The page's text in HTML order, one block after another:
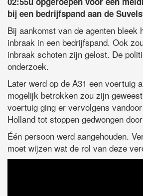
bij een bedrijfspand aan de
Bij aankomst van de agenten bleek
inbraak in een bedrijfspand. Ook
inbraak schoten zijn gelost. De
onderzoek.
Later werd op de A31 een voertuig
mogelijk betrokken zou zijn
voertuig ging er vervolgens
Holland tot stoppen gedwongen
Één persoon werd aangehouden.
moet wijzen wat de rol van deze